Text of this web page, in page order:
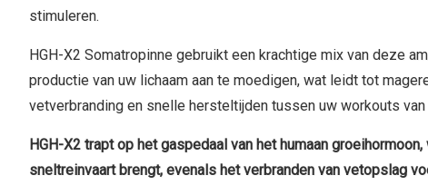
stimuleren.
HGH-X2 Somatropinne gebruikt een krachtige mix van deze
productie van uw lichaam aan te moedigen, wat leidt tot
vetverbranding en snelle hersteltijden tussen uw workouts
HGH-X2 trapt op het gaspedaal van het humaan
sneltreinvaart brengt, evenals het verbranden van vetopslag